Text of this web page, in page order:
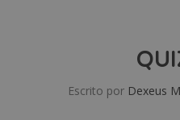
Escrito por Dexeus